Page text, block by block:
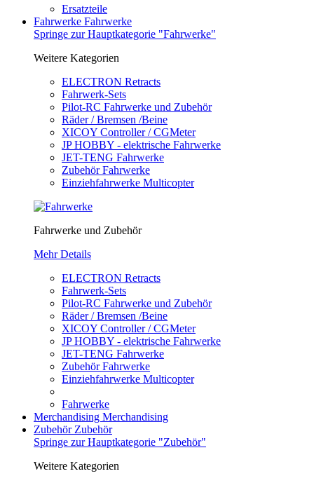
Ersatzteile
Fahrwerke Fahrwerke
Springe zur Hauptkategorie "Fahrwerke"
Weitere Kategorien
ELECTRON Retracts
Fahrwerk-Sets
Pilot-RC Fahrwerke und Zubehör
Räder / Bremsen /Beine
XICOY Controller / CGMeter
JP HOBBY - elektrische Fahrwerke
JET-TENG Fahrwerke
Zubehör Fahrwerke
Einziehfahrwerke Multicopter
Fahrwerke und Zubehör
Mehr Details
ELECTRON Retracts
Fahrwerk-Sets
Pilot-RC Fahrwerke und Zubehör
Räder / Bremsen /Beine
XICOY Controller / CGMeter
JP HOBBY - elektrische Fahrwerke
JET-TENG Fahrwerke
Zubehör Fahrwerke
Einziehfahrwerke Multicopter
Fahrwerke
Merchandising Merchandising
Zubehör Zubehör
Springe zur Hauptkategorie "Zubehör"
Weitere Kategorien